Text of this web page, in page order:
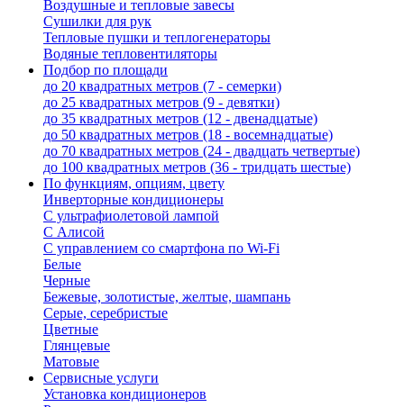
Воздушные и тепловые завесы
Сушилки для рук
Тепловые пушки и теплогенераторы
Водяные тепловентиляторы
Подбор по площади
до 20 квадратных метров (7 - семерки)
до 25 квадратных метров (9 - девятки)
до 35 квадратных метров (12 - двенадцатые)
до 50 квадратных метров (18 - восемнадцатые)
до 70 квадратных метров (24 - двадцать четвертые)
до 100 квадратных метров (36 - тридцать шестые)
По функциям, опциям, цвету
Инверторные кондиционеры
С ультрафиолетовой лампой
С Алисой
С управлением со смартфона по Wi-Fi
Белые
Черные
Бежевые, золотистые, желтые, шампань
Серые, серебристые
Цветные
Глянцевые
Матовые
Сервисные услуги
Установка кондиционеров